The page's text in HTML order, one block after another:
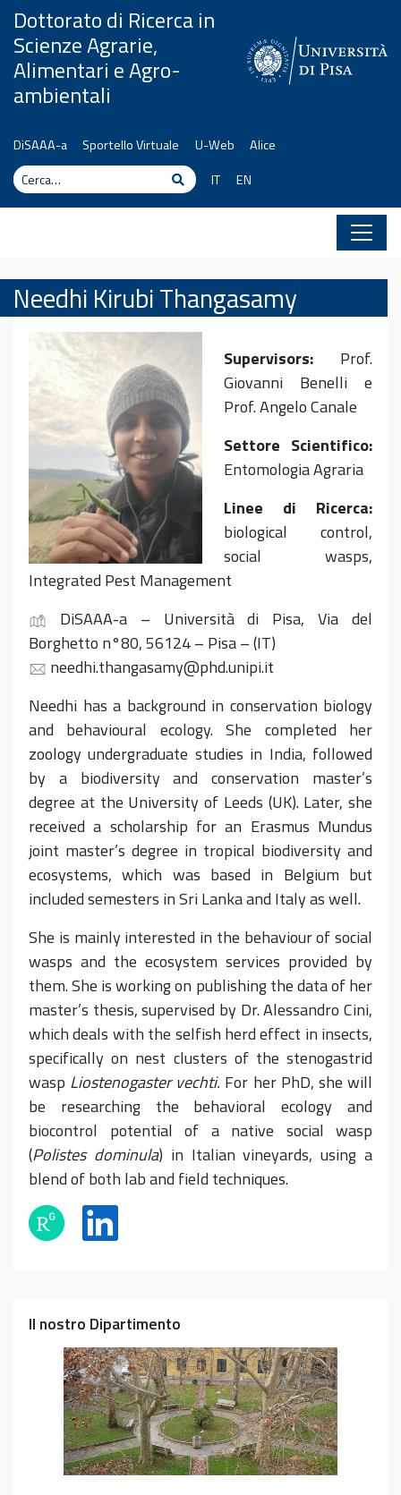
Vai al contenuto
Dottorato di Ricerca in
Scienze Agrarie,
Alimentari e Agro-
ambientali
DiSAAA-a Sportello Virtuale U-Web
Alice
Cerca
CercaIT EN
Needhi Kirubi Thangasamy
Supervisors: Prof.
Giovanni Benelli e
Prof. Angelo Canale
Settore Scientifico:
Entomologia Agraria
Linee di Ricerca:
biological control,
social wasps,
Integrated Pest Management
DiSAAA-a – Università di Pisa, Via del
Borghetto n°80, 56124 – Pisa – (IT)
needhi.thangasamy@phd.unipi.it
Needhi has a background in conservation biology
and behavioural ecology. She completed her
zoology undergraduate studies in India, followed
by a biodiversity and conservation master’s
degree at the University of Leeds (UK). Later, she
received a scholarship for an Erasmus Mundus
joint master’s degree in tropical biodiversity and
ecosystems, which was based in Belgium but
included semesters in Sri Lanka and Italy as well.
She is mainly interested in the behaviour of social
wasps and the ecosystem services provided by
them. She is working on publishing the data of her
master’s thesis, supervised by Dr. Alessandro Cini,
which deals with the selfish herd effect in insects,
specifically on nest clusters of the stenogastrid
wasp Liostenogaster vechti. For her PhD, she will
be researching the behavioral ecology and
biocontrol potential of a native social wasp
(Polistes dominula) in Italian vineyards, using a
blend of both lab and field techniques.
Il nostro Dipartimento